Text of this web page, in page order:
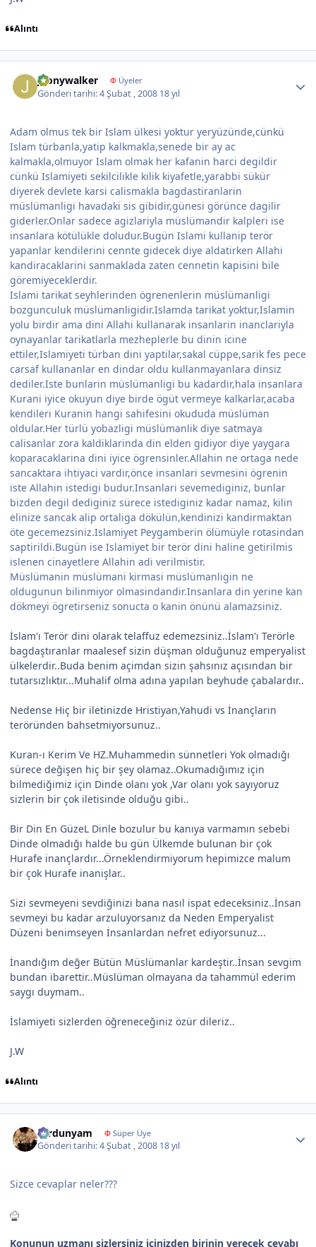
Alıntı
jhonywalker ΦÜyeler
Gönderi tarihi:4 Şubat , 2008 18 yıl
Adam olmus tek bir Islam ülkesi yoktur yeryüzünde,cünkü
Islam türbanla,yatip kalkmakla,senede bir ay ac
kalmakla,olmuyor Islam olmak her kafanin harci degildir
cünkü Islamiyeti sekilcilikle kilik kiyafetle,yarabbi sükür
diyerek devlete karsi calismakla bagdastiranlarin
müslümanligi havadaki sis gibidir,günesi görünce dagilir
giderler.Onlar sadece agizlariyla müslümandir kalpleri ise
insanlara kötülükle doludur.Bugün Islami kullanip terör
yapanlar kendilerini cennte gidecek diye aldatirken Allahi
kandiracaklarini sanmaklada zaten cennetin kapisini bile
göremiyeceklerdir.
Islami tarikat seyhlerinden ögrenenlerin müslümanligi
bozgunculuk müslümanligidir.Islamda tarikat yoktur,Islamin
yolu birdir ama dini Allahi kullanarak insanlarin inanclariyla
oynayanlar tarikatlarla mezheplerle bu dinin icine
ettiler,Islamiyeti türban dini yaptilar,sakal cüppe,sarik fes pece
carsaf kullananlar en dindar oldu kullanmayanlara dinsiz
dediler.Iste bunlarin müslümanligi bu kadardir,hala insanlara
Kurani iyice okuyun diye birde ögüt vermeye kalkarlar,acaba
kendileri Kuranin hangi sahifesini okududa müslüman
oldular.Her türlü yobazligi müslümanlik diye satmaya
calisanlar zora kaldiklarinda din elden gidiyor diye yaygara
koparacaklarina dini iyice ögrensinler.Allahin ne ortaga nede
sancaktara ihtiyaci vardir,önce insanlari sevmesini ögrenin
iste Allahin istedigi budur.Insanlari sevemediginiz, bunlar
bizden degil dediginiz sürece istediginiz kadar namaz, kilin
elinize sancak alip ortaliga dökülün,kendinizi kandirmaktan
öte gecemezsiniz.Islamiyet Peygamberin ölümüyle rotasindan
saptirildi.Bugün ise Islamiyet bir terör dini haline getirilmis
islenen cinayetlere Allahin adi verilmistir.
Müslümanin müslümani kirmasi müslümanligin ne
oldugunun bilinmiyor olmasindandir.Insanlara din yerine kan
dökmeyi ögretirseniz sonucta o kanin önünü alamazsiniz.
İslam'ı Terör dini olarak telaffuz edemezsiniz..İslam'ı Terörle
bagdaştıranlar maalesef sizin düşman olduğunuz emperyalist
ülkelerdir..Buda benim açimdan sizin şahsınız açısından bir
tutarsızlıktır...Muhalif olma adına yapılan beyhude çabalardır..
Nedense Hiç bir iletinizde Hristiyan,Yahudi vs İnançların
teröründen bahsetmiyorsunuz..
Kuran-ı Kerim Ve HZ.Muhammedin sünnetleri Yok olmadığı
sürece değişen hiç bir şey olamaz..Okumadığımız için
bilmediğimiz için Dinde olanı yok ,Var olanı yok sayıyoruz
sizlerin bir çok iletisinde olduğu gibi..
Bir Din En GüzeL Dinle bozulur bu kanıya varmamın sebebi
Dinde olmadığı halde bu gün Ülkemde bulunan bir çok
Hurafe inançlardır...Örneklendirmiyorum hepimizce malum
bir çok Hurafe inanişlar..
Sizi sevmeyeni sevdiğinizi bana nasıl ispat edeceksiniz..İnsan
sevmeyi bu kadar arzuluyorsanız da Neden Emperyalist
Düzeni benimseyen İnsanlardan nefret ediyorsunuz...
İnandığım değer Bütün Müslümanlar kardeştir..İnsan sevgim
bundan ibarettir..Müslüman olmayana da tahammül ederim
saygı duymam..
İslamiyeti sizlerden öğreneceğiniz özür dileriz..
J.W
Alıntı
sardunyam ΦSüper Üye
Gönderi tarihi:4 Şubat , 2008 18 yıl
Sizce cevaplar neler???
Konunun uzmanı sizlersiniz içinizden birinin verecek cevabı